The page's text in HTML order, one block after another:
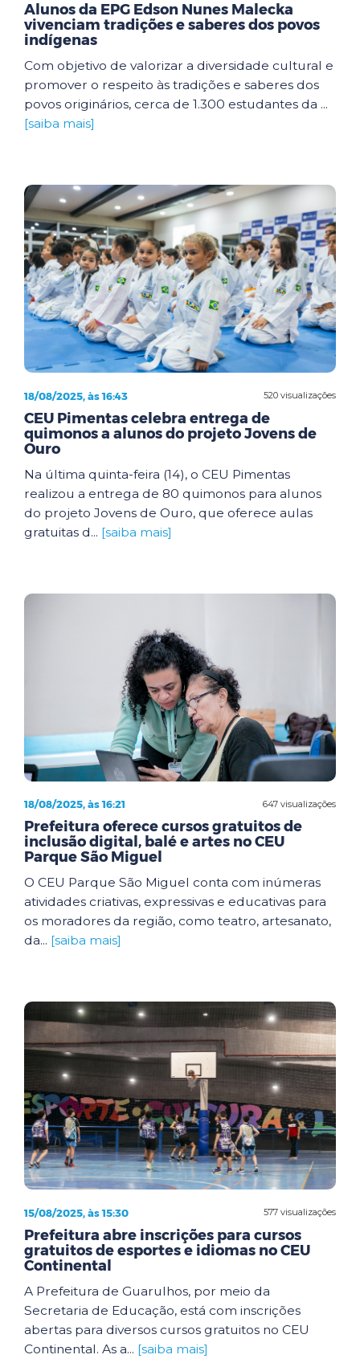
Alunos da EPG Edson Nunes Malecka
vivenciam tradições e saberes dos povos
indígenas
Com objetivo de valorizar a diversidade cultural e
promover o respeito às tradições e saberes dos
povos originários, cerca de 1.300 estudantes da ...
[saiba mais]
520 visualizações
18/08/2025, às 16:43
CEU Pimentas celebra entrega de
quimonos a alunos do projeto Jovens de
Ouro
Na última quinta-feira (14), o CEU Pimentas
realizou a entrega de 80 quimonos para alunos
do projeto Jovens de Ouro, que oferece aulas
gratuitas d... [saiba mais]
647 visualizações
18/08/2025, às 16:21
Prefeitura oferece cursos gratuitos de
inclusão digital, balé e artes no CEU
Parque São Miguel
O CEU Parque São Miguel conta com inúmeras
atividades criativas, expressivas e educativas para
os moradores da região, como teatro, artesanato,
da... [saiba mais]
577 visualizações
15/08/2025, às 15:30
Prefeitura abre inscrições para cursos
gratuitos de esportes e idiomas no CEU
Continental
A Prefeitura de Guarulhos, por meio da
Secretaria de Educação, está com inscrições
abertas para diversos cursos gratuitos no CEU
Continental. As a... [saiba mais]